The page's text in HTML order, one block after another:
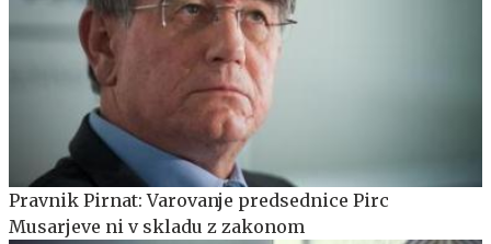
Pravnik Pirnat: Varovanje predsednice Pirc
Musarjeve ni v skladu z zakonom